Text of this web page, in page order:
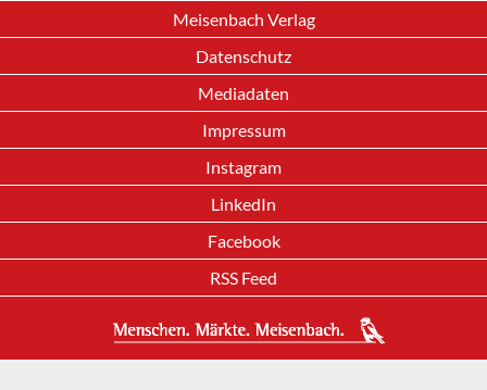
Meisenbach Verlag
Datenschutz
Mediadaten
Impressum
Instagram
LinkedIn
Facebook
RSS Feed